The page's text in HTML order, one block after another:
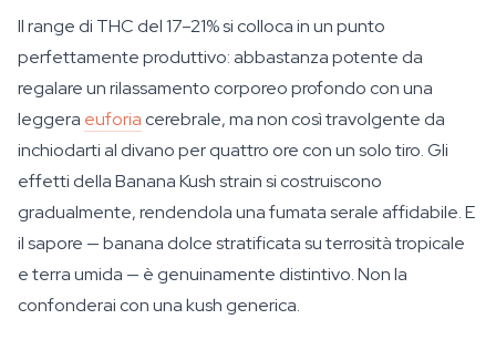
Il range di THC del 17–21% si colloca in un punto
perfettamente produttivo: abbastanza potente da
regalare un rilassamento corporeo profondo con una
leggera euforia cerebrale, ma non così travolgente da
inchiodarti al divano per quattro ore con un solo tiro. Gli
effetti della Banana Kush strain si costruiscono
gradualmente, rendendola una fumata serale affidabile. E
il sapore — banana dolce stratificata su terrosità tropicale
e terra umida — è genuinamente distintivo. Non la
confonderai con una kush generica.